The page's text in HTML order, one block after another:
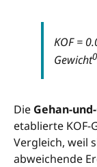
KOF =
Gewicht
Die Gehan-
etablierte KOF-
Vergleich, weil
abweichende